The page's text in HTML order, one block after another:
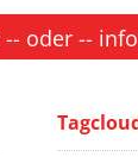
-- oder --